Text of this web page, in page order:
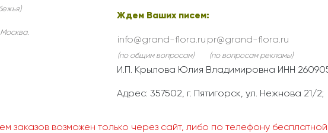
Москва.
Ждем Ваших писем:
info@grand-flora.ru pr@grand-flora.ru
(по общим вопросам) (по вопросам рекламы)
И.П. Крылова Юлия Владимировна ИНН
Адрес: 357502, г. Пятигорск, ул. Нежнова 21/2;
заказов возможен только через сайт, либо по телефону